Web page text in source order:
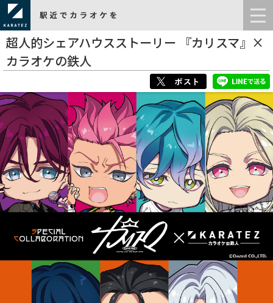
超人的シェアハウスストーリー 『カリスマ』×
カラオケの鉄人